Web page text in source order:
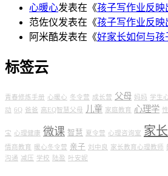
心暖心发表在《孩子写作业反映
范佐仪发表在《孩子写作业反映
阿米酷发表在《好家长如何与孩
标签云
青春修炼手册 心暖心 冬令营 成长营 父母 妈妈 学生
动 6Q 爸爸 高EQ智慧父母 儿童 家庭教育 心理学
宝 心理健康 微课 智慧 夏令营 心理咨询室 家长
情商教育 暖心冬令营 亲子 刘中良 家长教育心理教师
沟通 减压 学校 陆盈 叶安妮